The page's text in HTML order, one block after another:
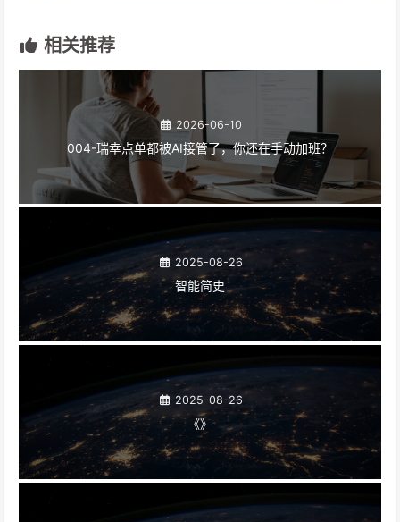
相关推荐
2026-06-10
004-瑞幸点单都被AI接管了，你还在手动加班？
2025-08-26
智能简史
2025-08-26
《》